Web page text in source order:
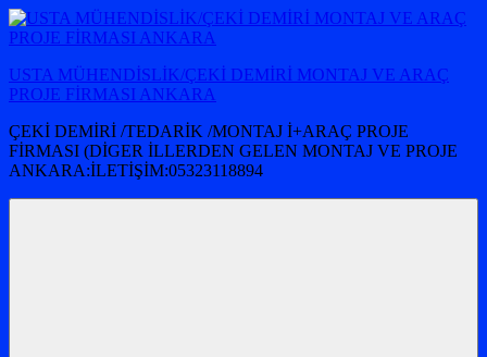
İçeriğe
atla
USTA MÜHENDİSLİK/ÇEKİ DEMİRİ MONTAJ VE ARAÇ
PROJE FİRMASI ANKARA
ÇEKİ DEMİRİ /TEDARİK /MONTAJ İ+ARAÇ PROJE
FİRMASI (DİGER İLLERDEN GELEN MONTAJ VE PROJE
ANKARA:İLETİŞİM:05323118894